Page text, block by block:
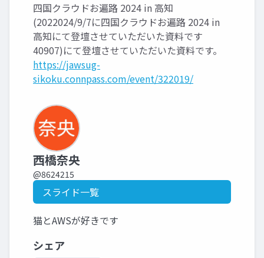
四国クラウドお遍路 2024 in 高知
(2022024/9/7に四国クラウドお遍路 2024 in
高知にて登壇させていただいた資料です
40907)にて登壇させていただいた資料です。
https://jawsug-
sikoku.connpass.com/event/322019/
西橋奈央
@8624215
スライド一覧
猫とAWSが好きです
シェア